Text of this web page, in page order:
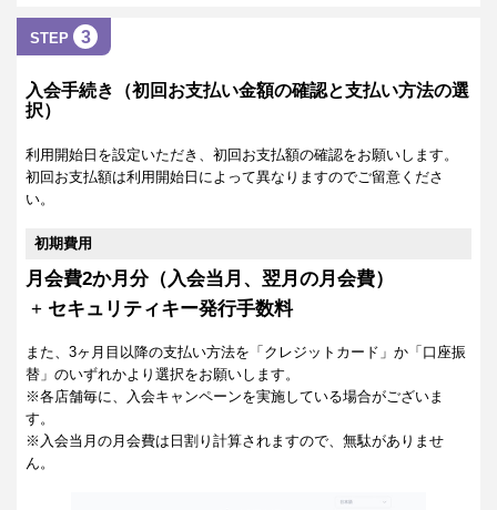
STEP 3
入会手続き（初回お支払い金額の確認と支払い方法の選
択）
利用開始日を設定いただき、初回お支払額の確認をお願いします。
初回お支払額は利用開始日によって異なりますのでご留意くださ
い。
初期費用
月会費2か月分（入会当月、翌月の月会費）
+ セキュリティキー発行手数料
また、3ヶ月目以降の支払い方法を「クレジットカード」か「口座振
替」のいずれかより選択をお願いします。
※各店舗毎に、入会キャンペーンを実施している場合がございま
す。
※入会当月の月会費は日割り計算されますので、無駄がありませ
ん。